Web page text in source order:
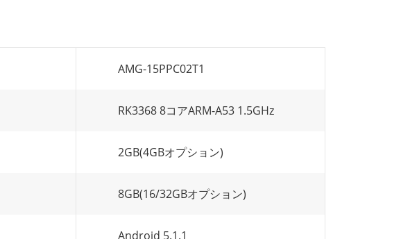
AMG-15PPC02T1
RK3368 8コアARM-A53 1.5GHz
2GB(4GBオプション)
8GB(16/32GBオプション)
Android 5.1.1